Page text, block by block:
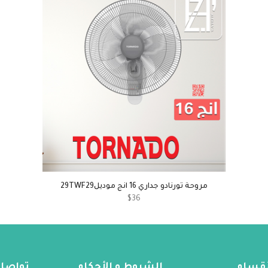
مروحة تورنادو جداري 16 انج موديل29TWF29
$36